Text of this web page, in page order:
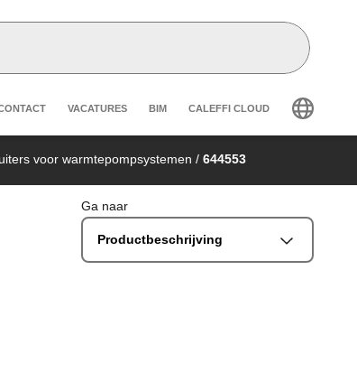
secondary navigation
VACATURES BIM CALEFFI CLOUD
voor warmtepompsystemen / 644553
Ga naar
Productbeschrijving